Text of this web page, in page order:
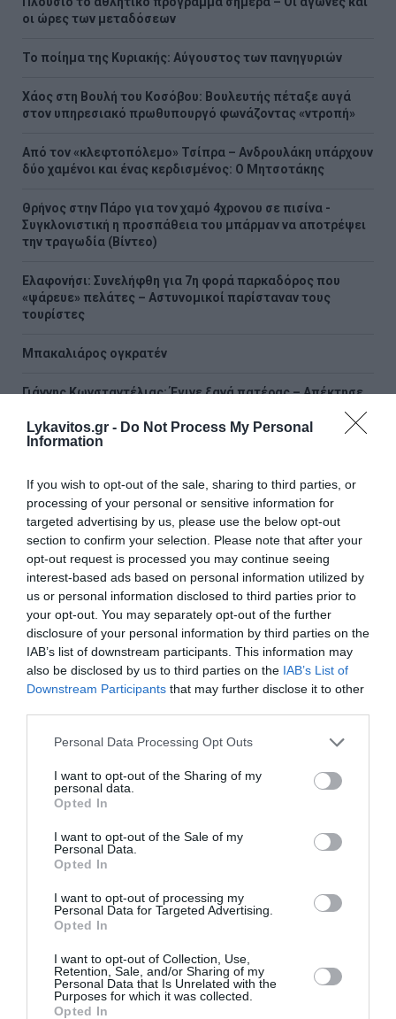
Lykavitos.gr - Do Not Process My Personal
Information
If you wish to opt-out of the sale, sharing to third parties, or
processing of your personal or sensitive information for
targeted advertising by us, please use the below opt-out
section to confirm your selection. Please note that after your
opt-out request is processed you may continue seeing
interest-based ads based on personal information utilized by
us or personal information disclosed to third parties prior to
your opt-out. You may separately opt-out of the further
disclosure of your personal information by third parties on the
IAB’s list of downstream participants. This information may
also be disclosed by us to third parties on the IAB’s List of
Downstream Participants that may further disclose it to other
Please note that this website/app uses one or more Google
not limited to your visit or usage behaviour. You may click to
grant or deny consent to Google and its third-party tags to
use your data for below specified purposes in below Google
consent section.
Personal Data Processing Opt Outs
I want to opt-out of the Sharing of my
personal data.
Opted In
I want to opt-out of the Sale of my
Personal Data.
Opted In
I want to opt-out of processing my
Personal Data for Targeted Advertising.
Opted In
I want to opt-out of Collection, Use,
Retention, Sale, and/or Sharing of my
Personal Data that Is Unrelated with the
Purposes for which it was collected.
Opted In
οι ώρες των μεταδόσεων
Το ποίημα της Κυριακής: Αύγουστος των πανηγυριών
Χάος στη Βουλή του Κοσόβου: Βουλευτής πέταξε αυγά
στον υπηρεσιακό πρωθυπουργό φωνάζοντας «ντροπή»
Από τον «κλεφτοπόλεμο» Τσίπρα – Ανδρουλάκη υπάρχουν
δύο χαμένοι και ένας κερδισμένος: Ο Μητσοτάκης
Θρήνος στην Πάρο για τον χαμό 4χρονου σε πισίνα -
Συγκλονιστική η προσπάθεια του μπάρμαν να αποτρέψει
την τραγωδία (Βίντεο)
Ελαφονήσι: Συνελήφθη για 7η φορά παρκαδόρος που
«ψάρευε» πελάτες – Αστυνομικοί παρίσταναν τους
τουρίστες
Μπακαλιάρος ογκρατέν
Γιάννης Κωνσταντέλιας: Έγινε ξανά πατέρας – Απέκτησε
Καιρός: «Καμίνι» η χώρα με έως 39°C – Άνεμοι έως 7
ΟΛΕΣ ΟΙ ΕΙΔΗΣΕΙΣ →
διαβάστε ακόμη
Αρνάκι στη λαδόκολλα
Υλικά - 1 αρνίσιο μπούτι, γύρω στα 2 κιλά - 4-5 σκελίδες
σκόρδο κομμένες στη μέση, κατά μήκος - 1 κιλό πατά...